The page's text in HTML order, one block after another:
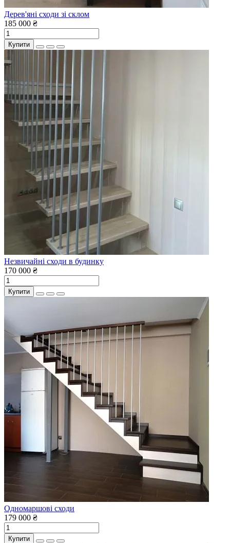
Дерев'яні сходи зі склом
185 000 ₴
Купити
Незвичайні сходи в будинку
170 000 ₴
Купити
Одномаршові сходи
179 000 ₴
Купити